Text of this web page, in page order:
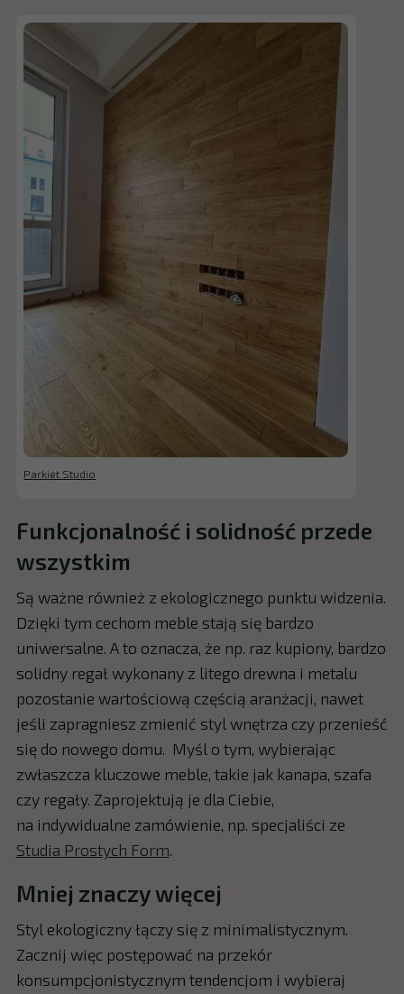
Parkiet Studio
Funkcjonalność i solidność przede
wszystkim
Są ważne również z ekologicznego punktu widzenia.
Dzięki tym cechom meble stają się bardzo
uniwersalne. A to oznacza, że np. raz kupiony, bardzo
solidny regał wykonany z litego drewna i metalu
pozostanie wartościową częścią aranżacji, nawet
jeśli zapragniesz zmienić styl wnętrza czy przenieść
się do nowego domu. Myśl o tym, wybierając
zwłaszcza kluczowe meble, takie jak kanapa, szafa
czy regały. Zaprojektują je dla Ciebie,
na indywidualne zamówienie, np. specjaliści ze
Studia Prostych Form.
Mniej znaczy więcej
Styl ekologiczny łączy się z minimalistycznym.
Zacznij więc postępować na przekór
konsumpcjonistycznym tendencjom i wybieraj